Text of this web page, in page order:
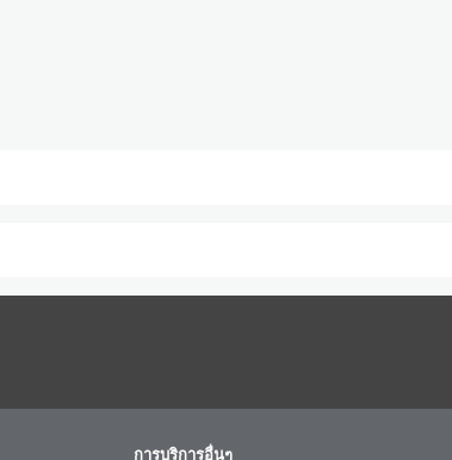
ยส่งผ่านเจลให้ลงไปจับสิ่งสกปรกในชั้นรูขุมขน
สึกได้ถึงผิวที่กระปรี้กระเปร่า ชุ่มชื้นและสะอาด
การบริการอื่นๆ